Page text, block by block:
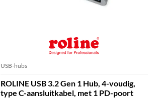
USB-hubs
ROLINE USB 3.2 Gen 1 Hub, 4-voudig,
type C-aansluitkabel, met 1 PD-poort